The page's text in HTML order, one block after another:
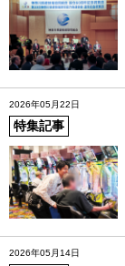
2026年05月22日
特集記事
2026年05月14日